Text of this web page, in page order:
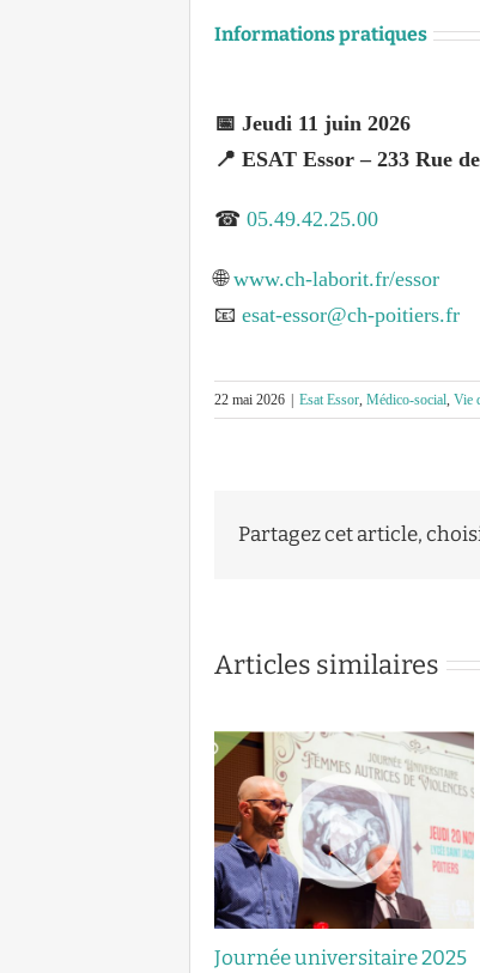
Informations pratiques
📅Jeudi 11 juin 2026
📍 ESAT Essor – 233 Rue
☎05.49.42.25.00
🌐www.ch-laborit.fr/essor
📧esat-essor@ch-poitiers.fr
22 mai 2026 | Esat Essor,Médico-social,Vie
Partagez cet article,
Articles similaires
Journée universitaire 2025